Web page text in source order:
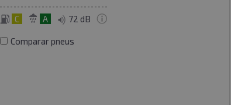
C A 72 dB
Comparar pneus